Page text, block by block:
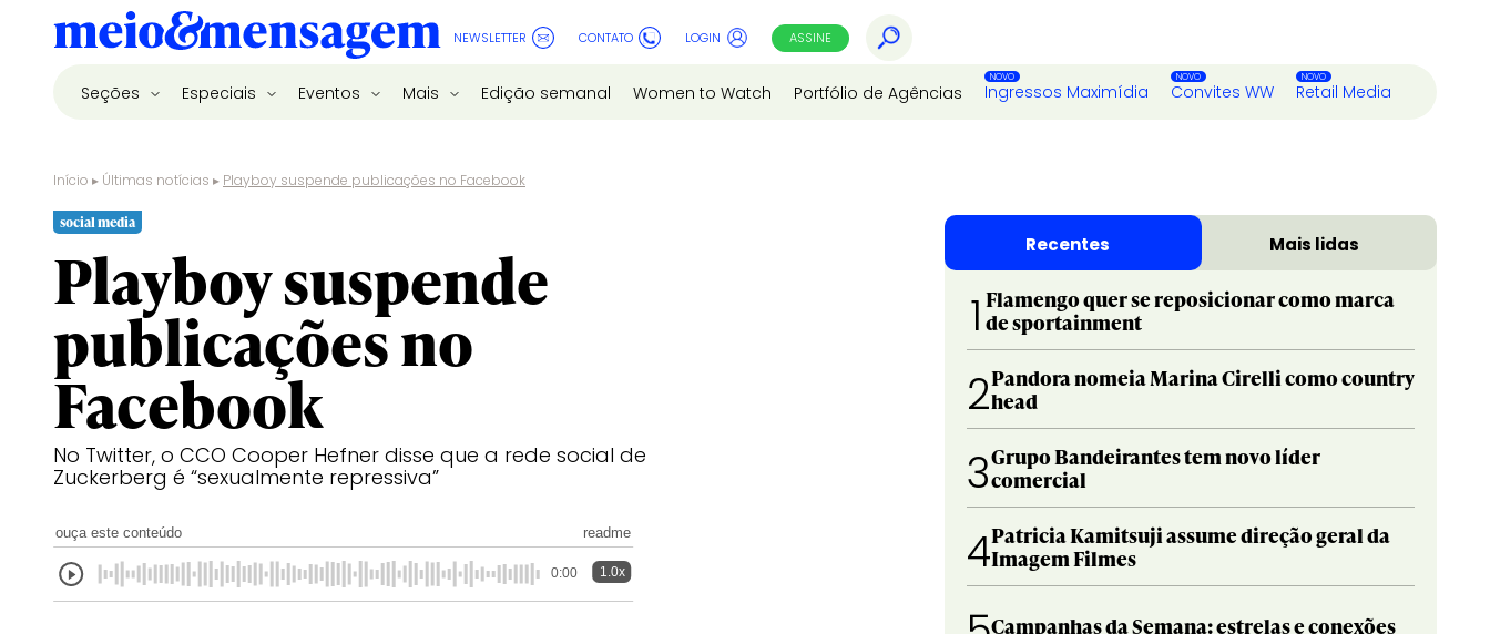
NEWSLETTER CONTATO LOGIN ASSINE
Seções Especiais Eventos Mais Edição semanal Women to Watch Portfólio de Agências Ingressos Maximídia Convites WW Retail Media
Início ▸ Últimas notícias ▸ Playboy suspende publicações no Facebook
social media
Playboy suspende
publicações no
Facebook
No Twitter, o CCO Cooper Hefner disse que a rede social de
Zuckerberg é “sexualmente repressiva”
ouça este conteúdo readme
0:00 1.0x
Recentes Mais lidas
1 Flamengo quer se reposicionar como marca
de sportainment
2Pandora nomeia Marina Cirelli como country
head
3Grupo Bandeirantes tem novo líder
comercial
4Patricia Kamitsuji assume direção geral da
Imagem Filmes
Campanhas da Semana: estrelas e conexões